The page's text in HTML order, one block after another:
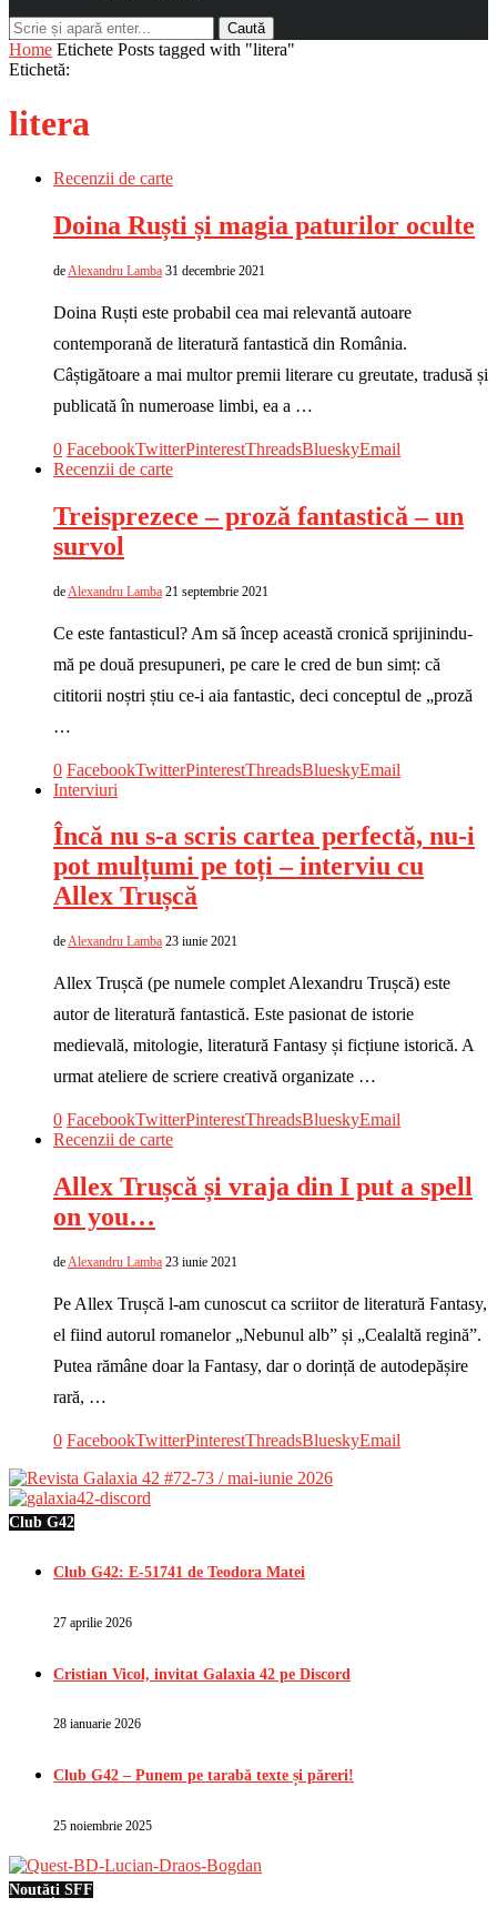
Caută
Home Etichete Posts tagged with "litera"
Etichetă:
litera
Recenzii de carte
Doina Ruști și magia paturilor oculte
de Alexandru Lamba 31 decembrie 2021
Doina Ruști este probabil cea mai relevantă autoare
contemporană de literatură fantastică din România.
Câștigătoare a mai multor premii literare cu greutate, tradusă și
publicată în numeroase limbi, ea a …
0 FacebookTwitterPinterestThreadsBlueskyEmail
Recenzii de carte
Treisprezece – proză fantastică – un
survol
de Alexandru Lamba 21 septembrie 2021
Ce este fantasticul? Am să încep această cronică sprijinindu-
mă pe două presupuneri, pe care le cred de bun simț: că
cititorii noștri știu ce-i aia fantastic, deci conceptul de „proză
…
0 FacebookTwitterPinterestThreadsBlueskyEmail
Interviuri
Încă nu s-a scris cartea perfectă, nu-i
pot mulțumi pe toți – interviu cu
Allex Trușcă
deAlexandru Lamba 23 iunie 2021
Allex Trușcă (pe numele complet Alexandru Trușcă) este
autor de literatură fantastică. Este pasionat de istorie
medievală, mitologie, literatură Fantasy și ficțiune istorică. A
urmat ateliere de scriere creativă organizate …
0 FacebookTwitterPinterestThreadsBlueskyEmail
Recenzii de carte
Allex Trușcă și vraja din I put a spell
on you…
deAlexandru Lamba 23 iunie 2021
Pe Allex Trușcă l-am cunoscut ca scriitor de literatură Fantasy,
el fiind autorul romanelor „Nebunul alb” și „Cealaltă regină”.
Putea rămâne doar la Fantasy, dar o dorință de autodepășire
rară, …
0 FacebookTwitterPinterestThreadsBlueskyEmail
Club G42
Club G42: E-51741 de Teodora Matei
27 aprilie 2026
Cristian Vicol, invitat Galaxia 42 pe Discord
28 ianuarie 2026
Club G42 – Punem pe tarabă texte și păreri!
25 noiembrie 2025
Noutăți SFF